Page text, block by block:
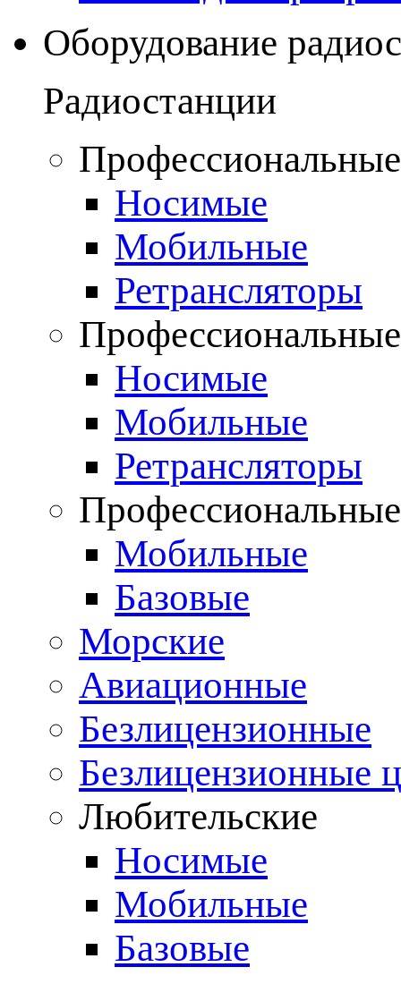
Оборудование
Радиостанции
Носимые
Мобильные
Ретрансляторы
Носимые
Мобильные
Ретрансляторы
Мобильные
Базовые
Морские
Авиационные
Безлицензионные
Безлицензионные
Любительские
Носимые
Мобильные
Базовые